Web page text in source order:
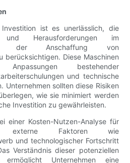
ist es unerlässlich, die
und Herausforderungen im
der Anschaffung von
berücksichtigen. Diese Maschinen
bestehender
und technische
Unternehmen sollten diese Risiken
wie sie minimiert werden
Investition zu gewährleisten.
einer Kosten-Nutzen-Analyse für
externe Faktoren wie
und technologischer Fortschritt
Verständnis dieser potenziellen
Unternehmen eine